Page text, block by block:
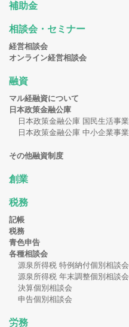
補助金
相談会・セミナー
経営相談会
オンライン経営相談会
融資
マル経融資について
日本政策金融公庫
日本政策金融公庫 国民生活事業
日本政策金融公庫 中小企業事業
その他融資制度
創業
税務
記帳
税務
青色申告
各種相談会
源泉所得税 特例納付個別相談会
源泉所得税 年末調整個別相談会
決算個別相談会
申告個別相談会
労務